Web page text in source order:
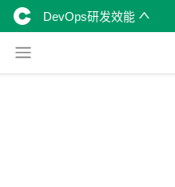
DevOps研发效能